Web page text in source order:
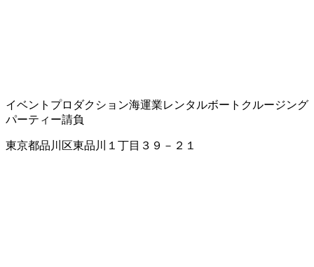
イベントプロダクション海運業レンタルボート クルージング
パーティー請負
東京都品川区東品川１丁目３９－２１